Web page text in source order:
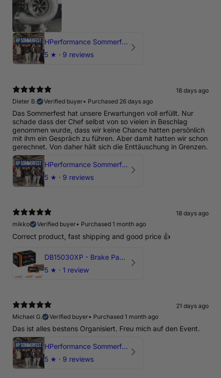
HPerformance Sommerfest 2026
5 ★ · 9 reviews
18 days ago
Dieter B.
Verified buyer• Purchased 26 days ago
Das Sommerfest hat unsere Erwartungen voll erfüllt. Nur
schade dass der Chef selbst von so vielen in Beschlag
genommen wurde, dass wir keine Chance hatten persönlich
mit ihm ein Gespräch zu führen. Aber damit hatten wir schon
gerechnet. Von daher hält sich die Enttäuschung in Grenzen.
HPerformance Sommerfest 2026
5 ★ · 9 reviews
18 days ago
mikko
Verified buyer• Purchased 1 month ago
Correct product, fast shipping and good price 👍
DB15030XP - Brake Pads Xtreme Performance | Front Axle
5 ★ · 1 review
21 days ago
Michael G.
Verified buyer• Purchased 1 month ago
Das ist alles bestens Organisiert. Freu mich auf den Event.
HPerformance Sommerfest 2026
5 ★ · 9 reviews